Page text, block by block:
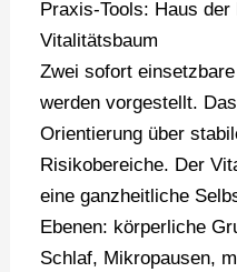
Praxis-Tools: Haus der
Vitalitätsbaum
Zwei sofort
werden vorgestellt.
Orientierung über
Risikobereiche. Der
eine ganzheitliche
Ebenen: körperliche
Schlaf, Mikropausen,